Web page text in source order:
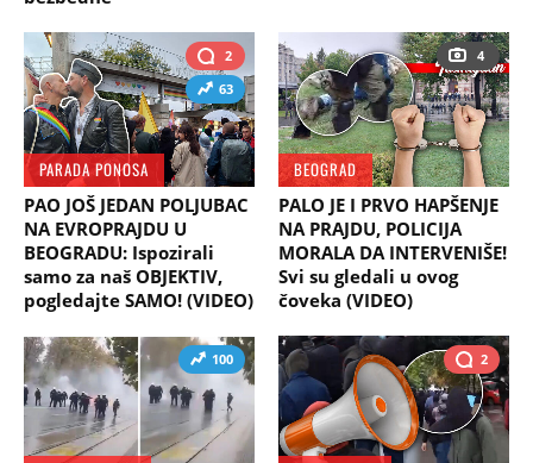
2
63
PARADA PONOSA
PAO JOŠ JEDAN POLJUBAC
NA EVROPRAJDU U
BEOGRADU: Ispozirali
samo za naš OBJEKTIV,
pogledajte SAMO! (VIDEO)
4
BEOGRAD
PALO JE I PRVO HAPŠENJE
NA PRAJDU, POLICIJA
MORALA DA INTERVENIŠE!
Svi su gledali u ovog
čoveka (VIDEO)
100 2